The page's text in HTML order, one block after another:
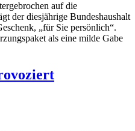
auf die
der diesjährige Bundeshaushalt
„für Sie persönlich“.
als eine milde Gabe